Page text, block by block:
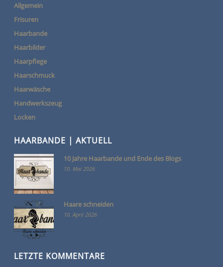
Allgemein
Frisuren
Haarbande
Haarbilder
Haarpflege
Haarschmuck
Haarwäsche
Handwerkszeug
Locken
HAARBANDE | AKTUELL
10 Jahre Haarbande und Ende des Blogs
10. Mai 2026
Haare schneiden
10. April 2026
LETZTE KOMMENTARE